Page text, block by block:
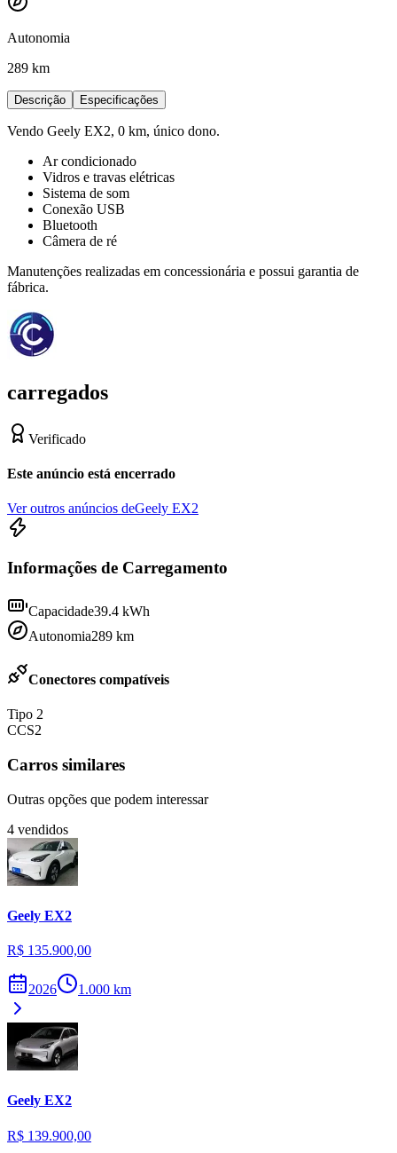
Autonomia
289 km
Descrição Especificações
Vendo Geely EX2, 0 km, único dono.
Ar condicionado
Vidros e travas elétricas
Sistema de som
Conexão USB
Bluetooth
Câmera de ré
Manutenções realizadas em concessionária e possui garantia de
fábrica.
carregados
Verificado
Este anúncio está encerrado
Ver outros anúncios deGeely EX2
Informações de Carregamento
Capacidade39.4 kWh
Autonomia289 km
Conectores compatíveis
Tipo 2
CCS2
Carros similares
Outras opções que podem interessar
4 vendidos
Geely EX2
R$ 135.900,00
2026 1.000 km
Geely EX2
R$ 139.900,00